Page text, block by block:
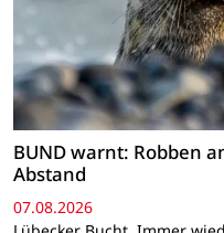
BUND warnt: Robben
Abstand
07.08.2026